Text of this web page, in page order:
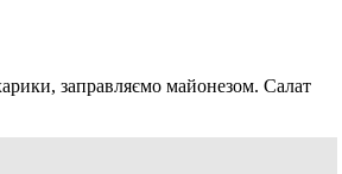
заправляємо майонезом. Салат